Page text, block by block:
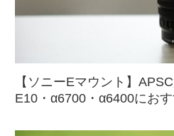
【ソニーEマウント】
E10・α6700・α6400にお